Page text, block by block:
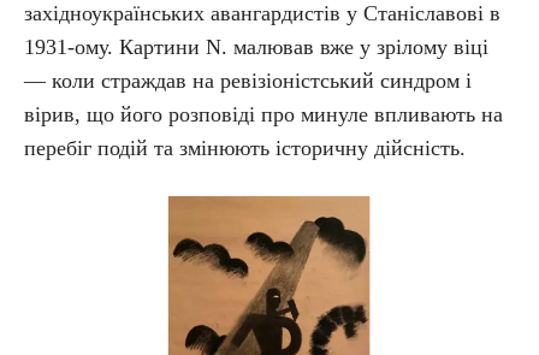
західноукраїнських авангардистів у Станіславові в
1931-ому. Картини N. малював вже у зрілому віці
— коли страждав на ревізіоністський синдром і
вірив, що його розповіді про минуле впливають на
перебіг подій та змінюють історичну дійсність.